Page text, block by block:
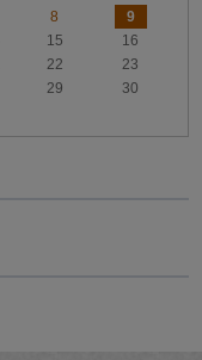
8
9
15
16
22
23
29
30